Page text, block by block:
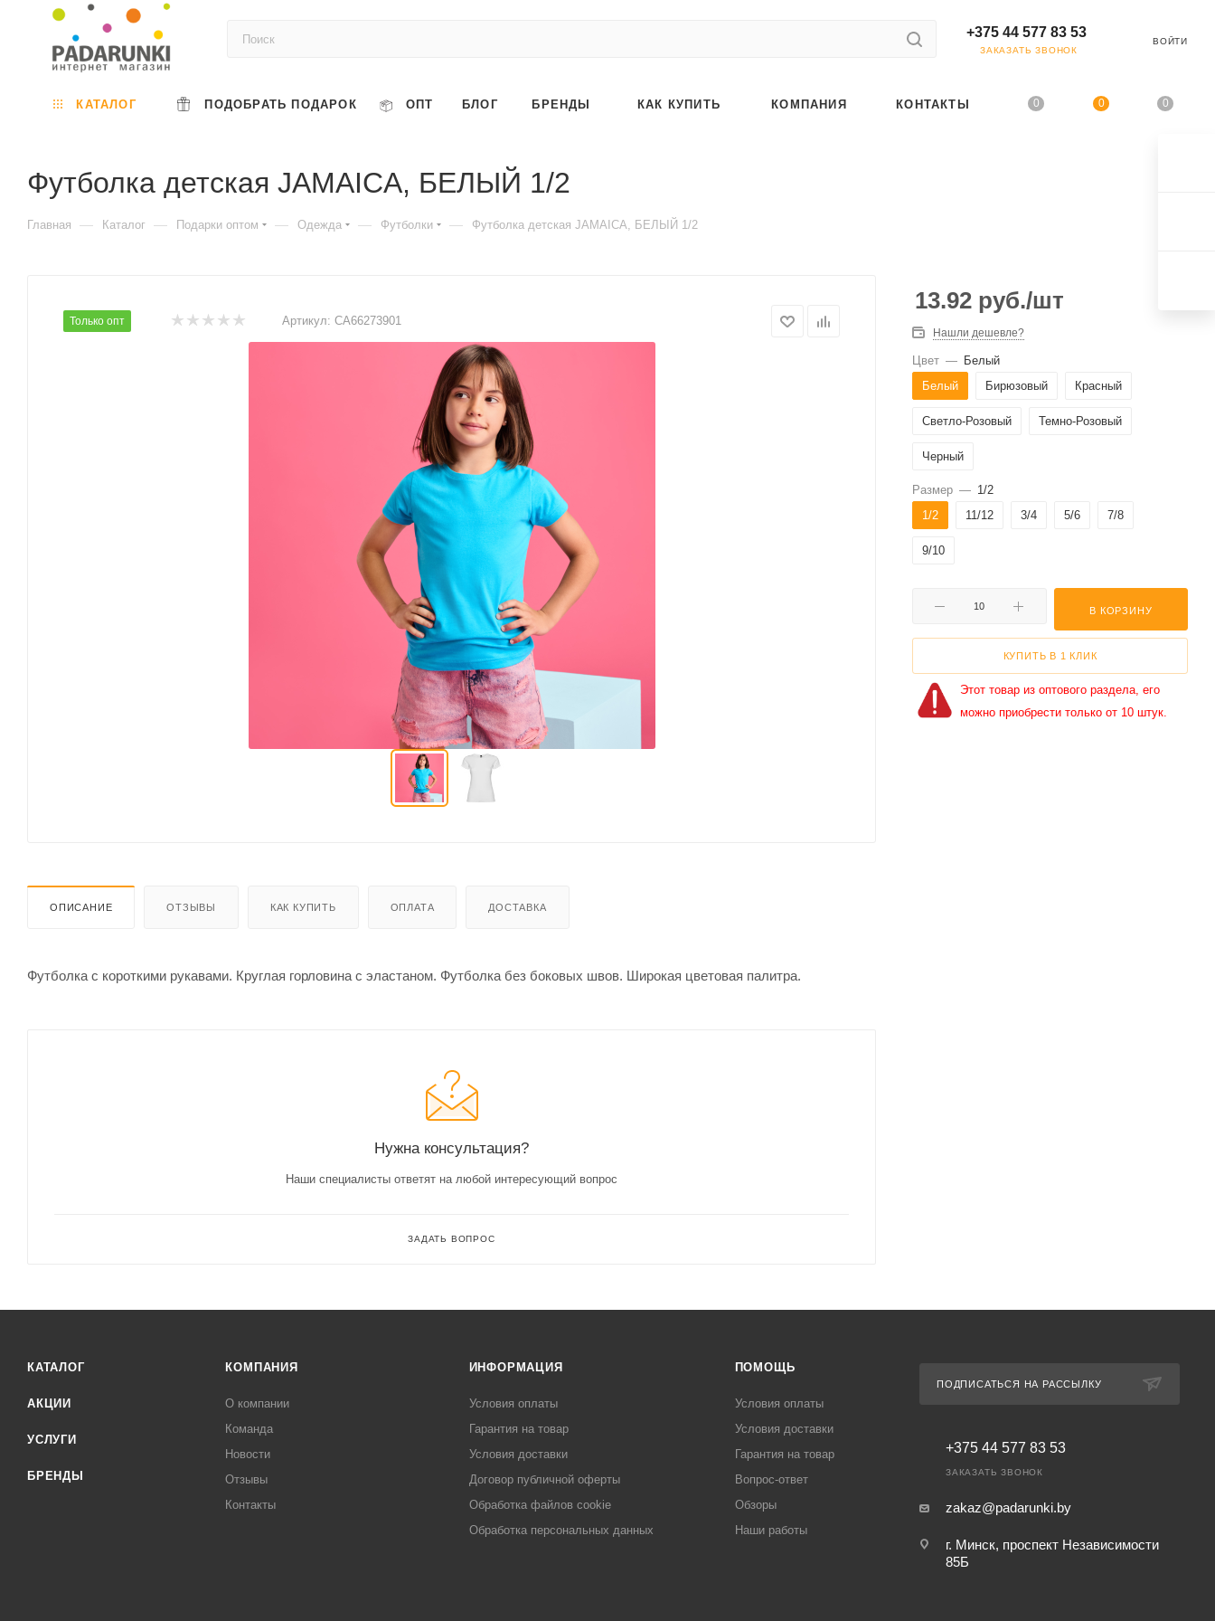
+375 44 577 83 53
ЗАКАЗАТЬ ЗВОНОК
ВОЙТИ
0 0 0
КАТАЛОГ ПОДОБРАТЬ ПОДАРОК ОПТ БЛОГ БРЕНДЫ КАК КУПИТЬ КОМПАНИЯ КОНТАКТЫ
Футболка детская JAMAICA, БЕЛЫЙ 1/2
Главная — Каталог — Подарки оптом — Одежда — Футболки — Футболка детская JAMAICA, БЕЛЫЙ 1/2
Только опт Артикул: CA66273901
ОПИСАНИЕ ОТЗЫВЫ КАК КУПИТЬ ОПЛАТА ДОСТАВКА
Футболка с короткими рукавами. Круглая горловина с эластаном. Футболка без боковых швов. Широкая цветовая палитра.
Нужна консультация?
Наши специалисты ответят на любой интересующий вопрос
ЗАДАТЬ ВОПРОС
13.92 руб./шт
Нашли дешевле?
Цвет — Белый
Белый
Бирюзовый Красный
Светло-Розовый Темно-Розовый
Черный
Размер — 1/2
1/2
11/12 3/4 5/6 7/8
9/10
В КОРЗИНУ
КУПИТЬ В 1 КЛИК
Этот товар из оптового раздела, его
можно приобрести только от 10 штук.
КАТАЛОГ
АКЦИИ
УСЛУГИ
БРЕНДЫ
КОМПАНИЯ
О компании
Команда
Новости
Отзывы
Контакты
ИНФОРМАЦИЯ
Условия оплаты
Гарантия на товар
Условия доставки
Договор публичной оферты
Обработка файлов cookie
Обработка персональных данных
ПОМОЩЬ
Условия оплаты
Условия доставки
Гарантия на товар
Вопрос-ответ
Обзоры
Наши работы
ПОДПИСАТЬСЯ НА РАССЫЛКУ
+375 44 577 83 53
ЗАКАЗАТЬ ЗВОНОК
zakaz@padarunki.by
г. Минск, проспект Независимости
85Б